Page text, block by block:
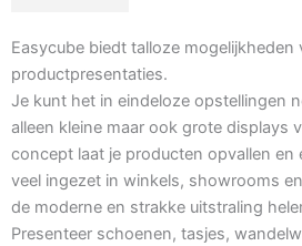
Easycube biedt talloze mogelijkheden
productpresentaties.
Je kunt het in eindeloze opstellingen
alleen kleine maar ook grote displays
concept laat je producten opvallen
veel ingezet in winkels, showrooms
de moderne en strakke uitstraling
Presenteer schoenen, tasjes,